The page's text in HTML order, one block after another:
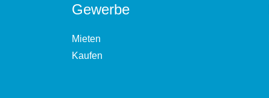
Gewerbe
Mieten
Kaufen